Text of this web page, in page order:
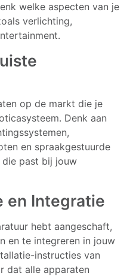
welke aspecten van je
verlichting,
op de markt die je
Denk aan
en spraakgestuurde
die past bij jouw
en Integratie
hebt aangeschaft,
en te integreren in jouw
instructies van
dat alle apparaten